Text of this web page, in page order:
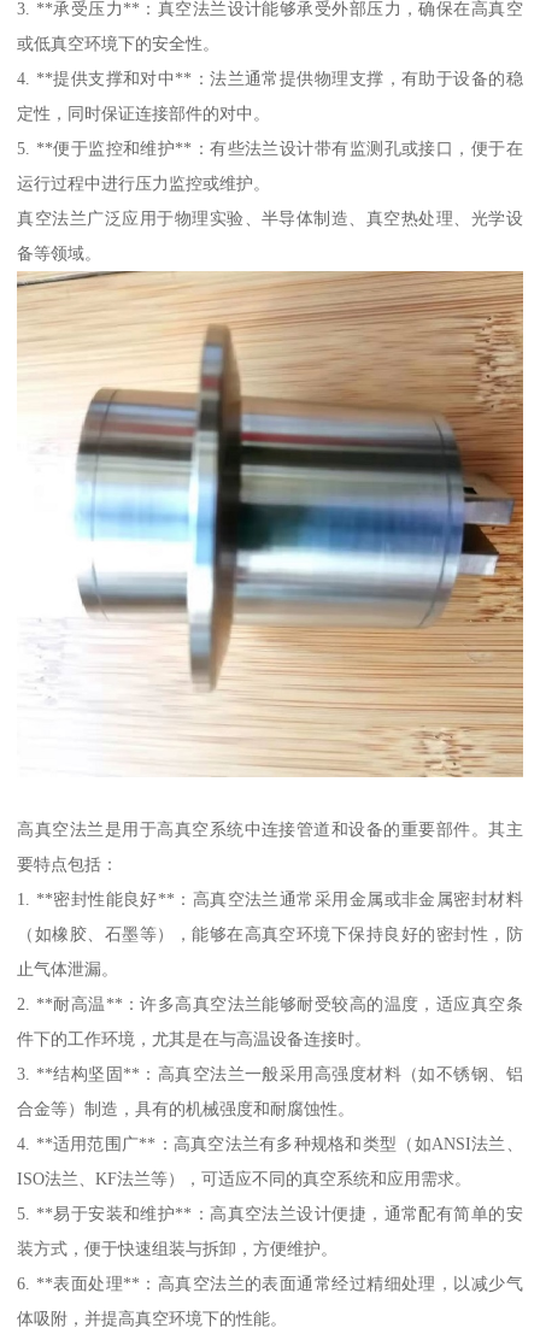
3. **承受压力**：真空法兰设计能够承受外部压力，确保在高真空
或低真空环境下的安全性。
4. **提供支撑和对中**：法兰通常提供物理支撑，有助于设备的稳
定性，同时保证连接部件的对中。
5. **便于监控和维护**：有些法兰设计带有监测孔或接口，便于在
运行过程中进行压力监控或维护。
真空法兰广泛应用于物理实验、半导体制造、真空热处理、光学设
备等领域。
高真空法兰是用于高真空系统中连接管道和设备的重要部件。其主
要特点包括：
1. **密封性能良好**：高真空法兰通常采用金属或非金属密封材料
（如橡胶、石墨等），能够在高真空环境下保持良好的密封性，防
止气体泄漏。
2. **耐高温**：许多高真空法兰能够耐受较高的温度，适应真空条
件下的工作环境，尤其是在与高温设备连接时。
3. **结构坚固**：高真空法兰一般采用高强度材料（如不锈钢、铝
合金等）制造，具有的机械强度和耐腐蚀性。
4. **适用范围广**：高真空法兰有多种规格和类型（如ANSI法兰、
ISO法兰、KF法兰等），可适应不同的真空系统和应用需求。
5. **易于安装和维护**：高真空法兰设计便捷，通常配有简单的安
装方式，便于快速组装与拆卸，方便维护。
6. **表面处理**：高真空法兰的表面通常经过精细处理，以减少气
体吸附，并提高真空环境下的性能。